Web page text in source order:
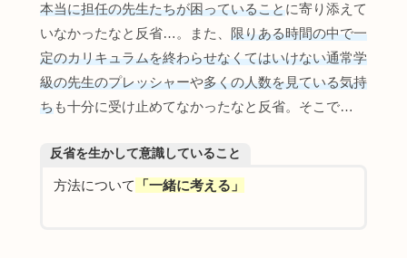
本当に担任の先生たちが困っていることに寄り添えて
いなかったなと反省…。また、 限りある時間の中で一
定のカリキュラムを終わらせなくてはいけない通常学
級の先生のプレッシャーや多くの人数を見ている気持
ちも十分に受け止めてなかったなと反省。そこで…
反省を生かして意識していること
方法について 「一緒に考える」